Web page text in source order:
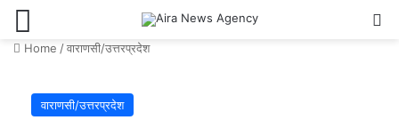
Home /वाराणसी/उत्तरप्रदेश
वाराणसी/उत्तरप्रदेश